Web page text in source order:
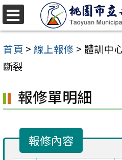
跳
至
主
要
容
區
首頁 > 線上報修 > 體訓中
斷裂
報修單明細
報修內容
選
單